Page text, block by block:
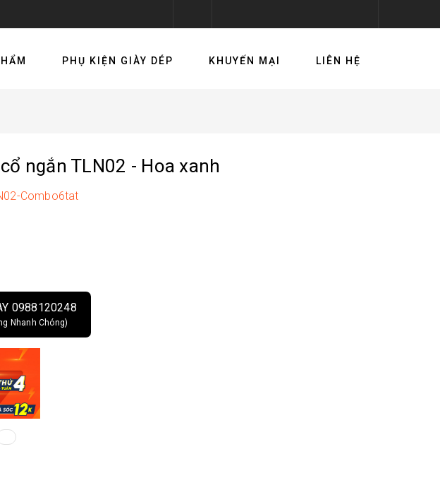
PHỤ KIỆN GIÀY DÉP KHUYẾN MẠI LIÊN HỆ
ngắn TLN02 - Hoa xanh
Combo6tat
0988120248
Nhanh Chóng)